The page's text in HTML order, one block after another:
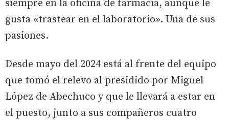
siempre en la oficina de farmacia, aunque le
gusta «trastear en el laboratorio». Una de sus
pasiones.
Desde mayo del 2024 está al frente del equipo
que tomó el relevo al presidido por Miguel
López de Abechuco y que le llevará a estar en
el puesto, junto a sus compañeros cuatro